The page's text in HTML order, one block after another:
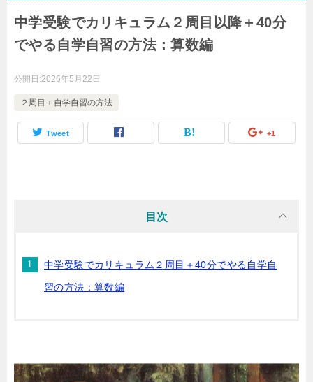
中学受験でカリキュラム２周目以降＋40分
でやる自学自習の方法：算数編
公開日:2026年5月22日
２周目＋自学自習の方法
Tweet +1
目次
中学受験でカリキュラム２周目＋40分でやる自学自
習の方法：算数編